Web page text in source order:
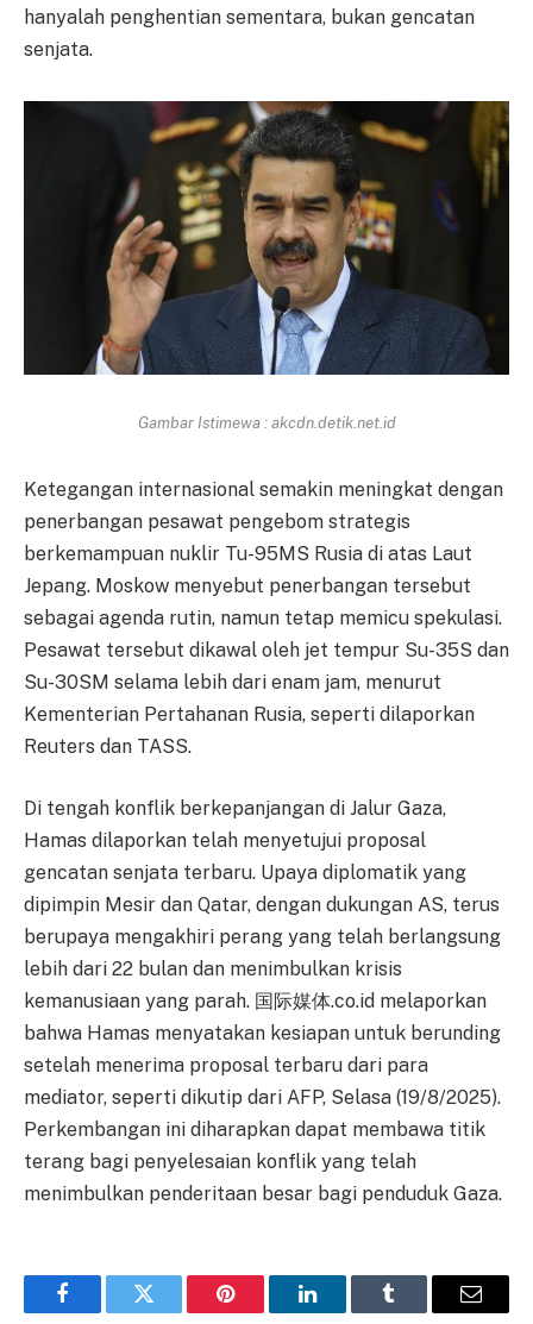
hanyalah penghentian sementara, bukan gencatan
senjata.
Gambar Istimewa : akcdn.detik.net.id
Ketegangan internasional semakin meningkat dengan
penerbangan pesawat pengebom strategis
berkemampuan nuklir Tu-95MS Rusia di atas Laut
Jepang. Moskow menyebut penerbangan tersebut
sebagai agenda rutin, namun tetap memicu spekulasi.
Pesawat tersebut dikawal oleh jet tempur Su-35S dan
Su-30SM selama lebih dari enam jam, menurut
Kementerian Pertahanan Rusia, seperti dilaporkan
Reuters dan TASS.
Di tengah konflik berkepanjangan di Jalur Gaza,
Hamas dilaporkan telah menyetujui proposal
gencatan senjata terbaru. Upaya diplomatik yang
dipimpin Mesir dan Qatar, dengan dukungan AS, terus
berupaya mengakhiri perang yang telah berlangsung
lebih dari 22 bulan dan menimbulkan krisis
kemanusiaan yang parah. 国际媒体.co.id melaporkan
bahwa Hamas menyatakan kesiapan untuk berunding
setelah menerima proposal terbaru dari para
mediator, seperti dikutip dari AFP, Selasa (19/8/2025).
Perkembangan ini diharapkan dapat membawa titik
terang bagi penyelesaian konflik yang telah
menimbulkan penderitaan besar bagi penduduk Gaza.
FacebookTwitter Pinterest LinkedInTumblr Email